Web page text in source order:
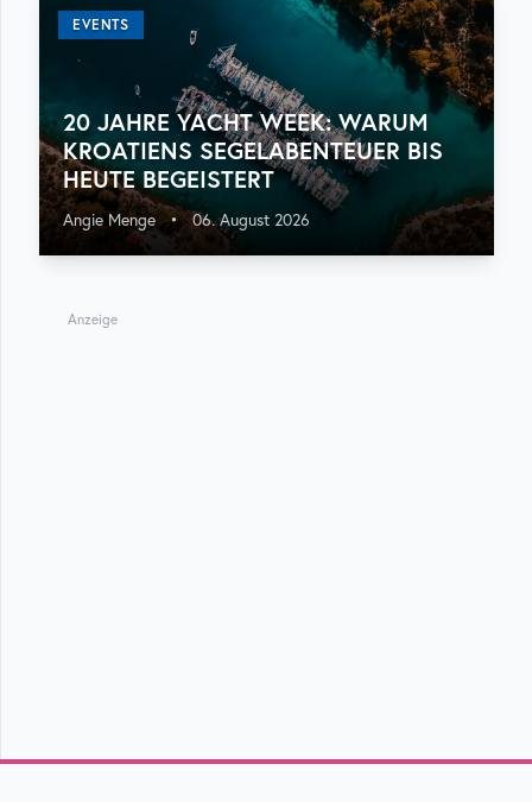
EVENTS
20 JAHRE YACHT WEEK: WARUM
KROATIENS SEGELABENTEUER BIS
HEUTE BEGEISTERT
Angie Menge • 06. August 2026
Anzeige